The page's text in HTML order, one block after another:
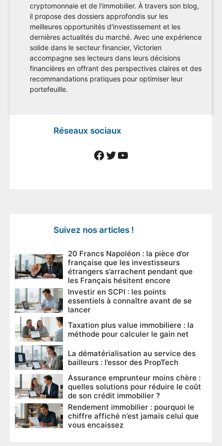
cryptomonnaie et de l'immobilier. À travers son blog,
il propose des dossiers approfondis sur les
meilleures opportunités d'investissement et les
dernières actualités du marché. Avec une expérience
solide dans le secteur financier, Victorien
accompagne ses lecteurs dans leurs décisions
financières en offrant des perspectives claires et des
recommandations pratiques pour optimiser leur
portefeuille.
Réseaux sociaux
Facebook
Twitter
YouTube
Suivez nos articles !
20 Francs Napoléon : la pièce d’or
française que les investisseurs
étrangers s’arrachent pendant que
les Français hésitent encore
Investir en SCPI : les points
essentiels à connaître avant de se
lancer
Taxation plus value immobiliere : la
méthode pour calculer le gain net
La dématérialisation au service des
bailleurs : l’essor des PropTech
Assurance emprunteur moins chère :
quelles solutions pour réduire le coût
de son crédit immobilier ?
Rendement immobilier : pourquoi le
chiffre affiché n’est jamais celui que
vous encaissez